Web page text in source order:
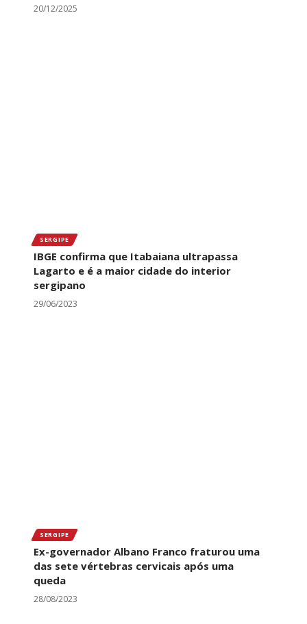
20/12/2025
SERGIPE
IBGE confirma que Itabaiana ultrapassa
Lagarto e é a maior cidade do interior
sergipano
29/06/2023
SERGIPE
Ex-governador Albano Franco fraturou uma
das sete vértebras cervicais após uma
queda
28/08/2023